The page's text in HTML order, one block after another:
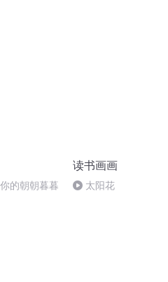
的朝朝暮暮
读书画画
太阳花